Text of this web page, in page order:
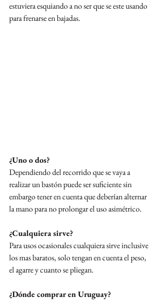
estuviera esquiando a no ser que se este usando
para frenarse en bajadas.
¿Uno o dos?
Dependiendo del recorrido que se vaya a
realizar un bastón puede ser suficiente sin
embargo tener en cuenta que deberían alternar
la mano para no prolongar el uso asimétrico.
¿Cualquiera sirve?
Para usos ocasionales cualquiera sirve inclusive
los mas baratos, solo tengan en cuenta el peso,
el agarre y cuanto se pliegan.
¿Dónde comprar en Uruguay?